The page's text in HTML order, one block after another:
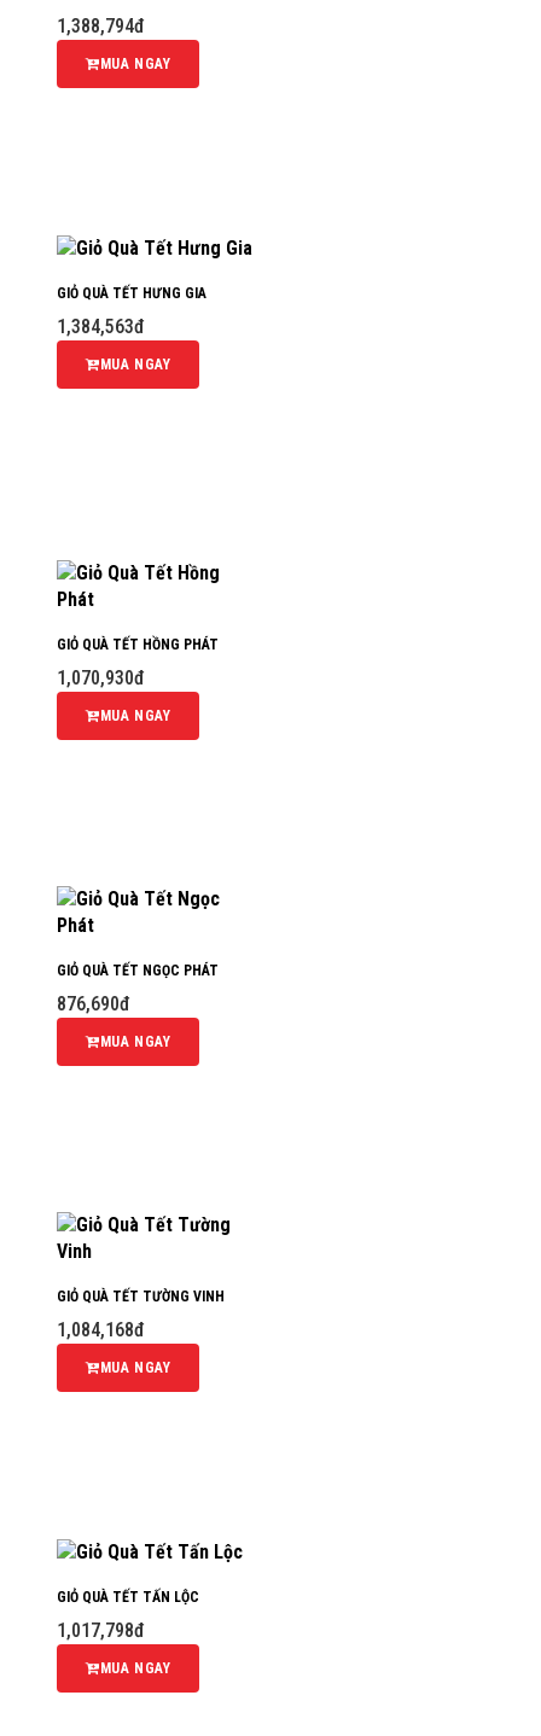
1,388,794đ
MUA NGAY
GIỎ QUÀ TẾT HƯNG GIA
1,384,563đ
MUA NGAY
GIỎ QUÀ TẾT HỒNG PHÁT
1,070,930đ
MUA NGAY
GIỎ QUÀ TẾT NGỌC PHÁT
876,690đ
MUA NGAY
GIỎ QUÀ TẾT TƯỜNG VINH
1,084,168đ
MUA NGAY
GIỎ QUÀ TẾT TẤN LỘC
1,017,798đ
MUA NGAY